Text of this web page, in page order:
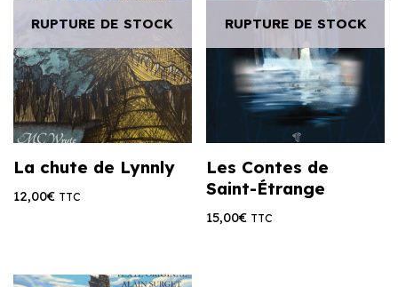
RUPTURE DE STOCK
La chute de Lynnly
12,00€ TTC
RUPTURE DE STOCK
Les Contes de
Saint-Étrange
15,00€ TTC